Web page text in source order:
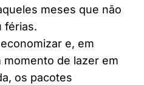
meses que não
férias.
e, em
de lazer em
os pacotes